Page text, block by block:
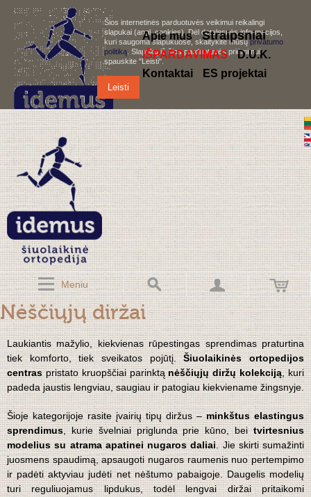
Šios internetinės parduotuvės veikimui reikalingi
slapukai (angl. cookies). Dėl detalesnės informacijos,
kuri saugoma slapukuose, skaitykite mūsųprivatumo
politiką . Slapukų iš šios parduotuvės priėmimui,
spauskite "Leisti".
Leisti
Meniu
Apie mus Straipsniai
IŠPARDAVIMAS
D.U.K.
Kontaktai
ES projektai
Nėščiųjų diržai
Laukiantis mažylio, kiekvienas rūpestingas sprendimas praturtina
tiek komforto, tiek sveikatos pojūtį.Šiuolaikinės ortopedijos
centraspristato kruopščiai parinktąnėščiųjų diržų kolekciją, kuri
padeda jaustis lengviau, saugiau ir patogiau kiekviename žingsnyje.
Šioje kategorijoje rasite įvairių tipų diržus –minkštus elastingus
sprendimus, kurie švelniai priglunda prie kūno, beitvirtesnius
modelius su atrama apatinei nugaros daliai. Jie skirti sumažinti
juosmens spaudimą, apsaugoti nugaros raumenis nuo pertempimo
ir padėti aktyviau judėti net nėštumo pabaigoje. Daugelis modelių
turi reguliuojamus lipdukus, todėl lengvai diržai pritaikomi